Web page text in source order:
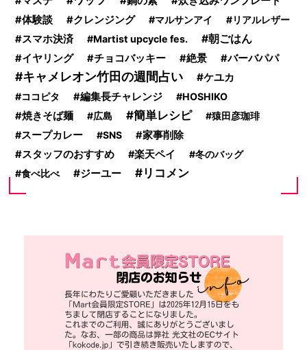
体験談
クレンジング マルサンアイ リアルレザー
スマホ決済 Martist upcycle fes. 朝ごはん
イヤリング チョコバッキー 絶景 バーバパパ
キャメレオン竹田の週間占い ケユカ
ココピタ 編集長チャレンジ HOSHIKO
焼きそば麺 広島 簡単レシピ 猿田彦珈琲
スープカレー SNS
家事削除
スタッフのおすすめ
楽天ペイ
冬のバッグ
食べ比べ
ジーユー リコメン